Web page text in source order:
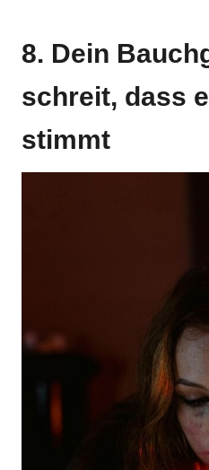
8. Dein
schreit, dass
stimmt